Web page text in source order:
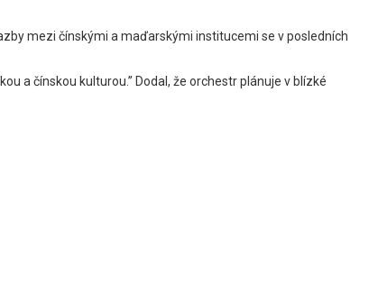
mezi čínskými a maďarskými institucemi se v posledních
a čínskou kulturou.” Dodal, že orchestr plánuje v blízké